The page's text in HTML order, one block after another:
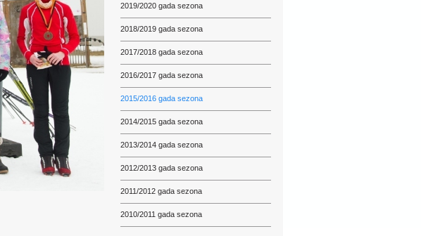
2019/2020 gada sezona
2018/2019 gada sezona
2017/2018 gada sezona
2016/2017 gada sezona
2015/2016 gada sezona
2014/2015 gada sezona
2013/2014 gada sezona
2012/2013 gada sezona
2011/2012 gada sezona
2010/2011 gada sezona